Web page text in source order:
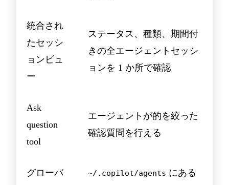
統合され
たセッシ
ョンビュ
ー
ステータス、種類、期間付
きの全エージェントセッシ
ョンを 1 か所で確認
Ask
question
tool
エージェントが的を絞った
確認質問を行える
グローバ
~/.copilot/agents にある